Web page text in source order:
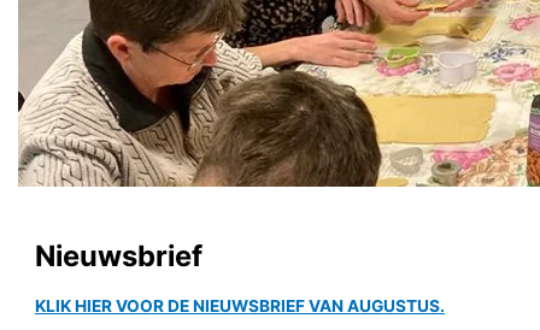
Nieuwsbrief
KLIK HIER VOOR DE NIEUWSBRIEF VAN AUGUSTUS.